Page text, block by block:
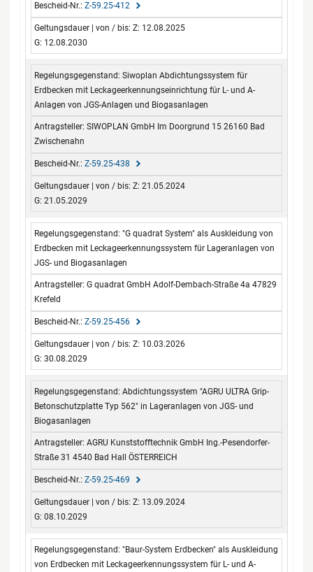
Z-59.25-412
Z: 12.08.2025
G: 12.08.2030
Siwoplan Abdichtungssystem für
Erdbecken mit Leckageerkennungseinrichtung für L- und A-
Anlagen von JGS-Anlagen und Biogasanlagen
SIWOPLAN GmbH Im Doorgrund 15 26160 Bad
Zwischenahn
Z-59.25-438
Z: 21.05.2024
G: 21.05.2029
"G quadrat System" als Auskleidung von
Erdbecken mit Leckageerkennungssystem für Lageranlagen von
JGS- und Biogasanlagen
G quadrat GmbH Adolf-Dembach-Straße 4a 47829
Krefeld
Z-59.25-456
Z: 10.03.2026
G: 30.08.2029
Abdichtungssystem "AGRU ULTRA Grip-
Betonschutzplatte Typ 562" in Lageranlagen von JGS- und
Biogasanlagen
AGRU Kunststofftechnik GmbH Ing.-Pesendorfer-
Straße 31 4540 Bad Hall ÖSTERREICH
Z-59.25-469
Z: 13.09.2024
G: 08.10.2029
"Baur-System Erdbecken" als Auskleidung
von Erdbecken mit Leckageerkennungssystem für L- und A-